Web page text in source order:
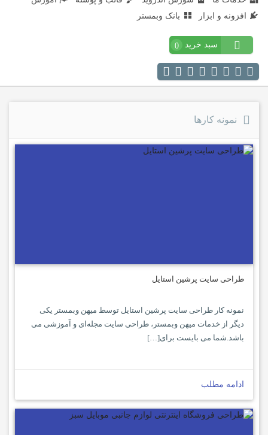
افزونه و ابزار
بانک وبمستر
سبد خرید 0
نمونه کارها
طراحی سایت پرشین استایل
نمونه کار طراحی سایت پرشین استایل توسط میهن وبمستر یکی
دیگر از خدمات میهن وبمستر، طراحی سایت مجله‌ای و آموزشی می
باشد.شما می بایست برای[…]
ادامه مطلب